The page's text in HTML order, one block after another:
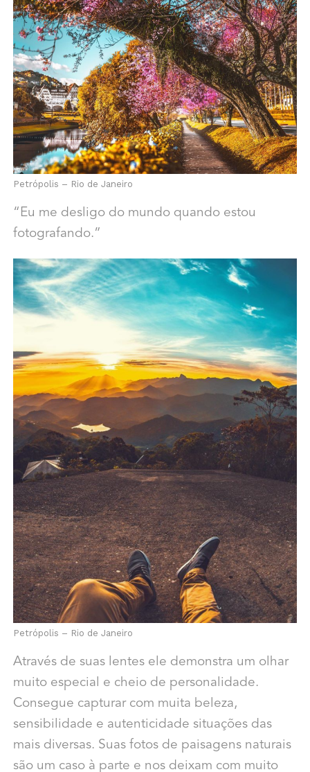
Petrópolis – Rio de Janeiro
“Eu me desligo do mundo quando estou
fotografando.”
Petrópolis – Rio de Janeiro
Através de suas lentes ele demonstra um olhar
muito especial e cheio de personalidade.
Consegue capturar com muita beleza,
sensibilidade e autenticidade situações das
mais diversas. Suas fotos de paisagens naturais
são um caso à parte e nos deixam com muito